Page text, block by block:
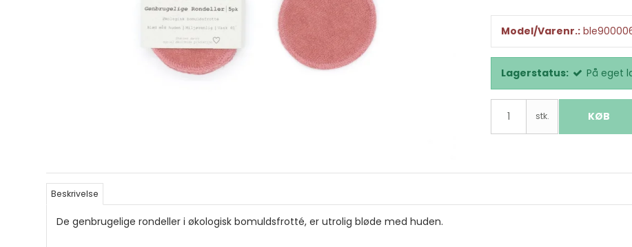
Model/Varenr.:
Lagerstatus: På eget
stk. KØB
Beskrivelse
De genbrugelige rondeller i økologisk bomuldsfrotté, er utrolig bløde med huden.